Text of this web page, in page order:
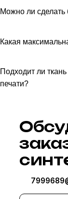
Можно ли
Какая
Подходит ли
печати?